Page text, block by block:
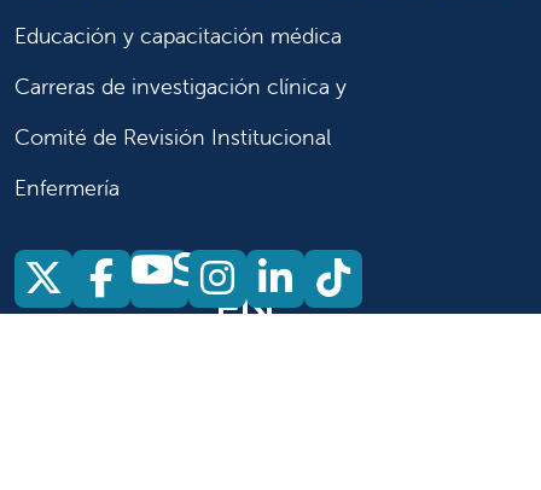
Educación y capacitación médica
Carreras de investigación clínica y
Comité de Revisión Institucional
Enfermería
Síganos en X
Síganos en Facebook
Síganos
en
Síganos en
Síganos en
Síganos